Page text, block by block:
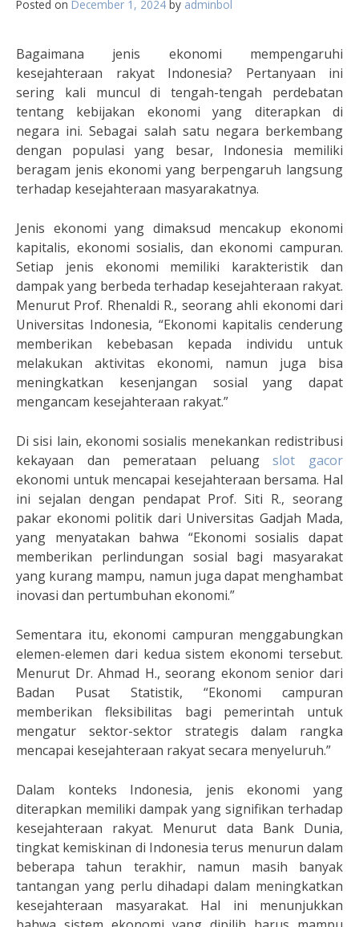
Posted on December 1, 2024 by adminbol
Bagaimana jenis ekonomi mempengaruhi
kesejahteraan rakyat Indonesia? Pertanyaan ini
sering kali muncul di tengah-tengah perdebatan
tentang kebijakan ekonomi yang diterapkan di
negara ini. Sebagai salah satu negara berkembang
dengan populasi yang besar, Indonesia memiliki
beragam jenis ekonomi yang berpengaruh langsung
terhadap kesejahteraan masyarakatnya.
Jenis ekonomi yang dimaksud mencakup ekonomi
kapitalis, ekonomi sosialis, dan ekonomi campuran.
Setiap jenis ekonomi memiliki karakteristik dan
dampak yang berbeda terhadap kesejahteraan rakyat.
Menurut Prof. Rhenaldi R., seorang ahli ekonomi dari
Universitas Indonesia, “Ekonomi kapitalis cenderung
memberikan kebebasan kepada individu untuk
melakukan aktivitas ekonomi, namun juga bisa
meningkatkan kesenjangan sosial yang dapat
mengancam kesejahteraan rakyat.”
Di sisi lain, ekonomi sosialis menekankan redistribusi
kekayaan dan pemerataan peluangslot gacor
ekonomi untuk mencapai kesejahteraan bersama. Hal
ini sejalan dengan pendapat Prof. Siti R., seorang
pakar ekonomi politik dari Universitas Gadjah Mada,
yang menyatakan bahwa “Ekonomi sosialis dapat
memberikan perlindungan sosial bagi masyarakat
yang kurang mampu, namun juga dapat menghambat
inovasi dan pertumbuhan ekonomi.”
Sementara itu, ekonomi campuran menggabungkan
elemen-elemen dari kedua sistem ekonomi tersebut.
Menurut Dr. Ahmad H., seorang ekonom senior dari
Badan Pusat Statistik, “Ekonomi campuran
memberikan fleksibilitas bagi pemerintah untuk
mengatur sektor-sektor strategis dalam rangka
mencapai kesejahteraan rakyat secara menyeluruh.”
Dalam konteks Indonesia, jenis ekonomi yang
diterapkan memiliki dampak yang signifikan terhadap
kesejahteraan rakyat. Menurut data Bank Dunia,
tingkat kemiskinan di Indonesia terus menurun dalam
beberapa tahun terakhir, namun masih banyak
tantangan yang perlu dihadapi dalam meningkatkan
kesejahteraan masyarakat. Hal ini menunjukkan